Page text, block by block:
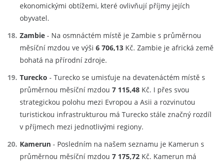
ekonomickými obtížemi, které ovlivňují příjmy jejích
obyvatel.
Zambie - Na osmnáctém místě je Zambie s průměrnou
měsíční mzdou ve výši 6 706,13 Kč. Zambie je africká země
bohatá na přírodní zdroje.
Turecko - Turecko se umisťuje na devatenáctém místě s
průměrnou měsíční mzdou 7 115,48 Kč. I přes svou
strategickou polohu mezi Evropou a Asii a rozvinutou
turistickou infrastrukturou má Turecko stále značný rozdíl
v příjmech mezi jednotlivými regiony.
Kamerun - Posledním na našem seznamu je Kamerun s
průměrnou měsíční mzdou 7 175,72 Kč. Kamerun má